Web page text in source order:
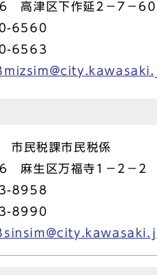
高津区下作延2－7－60
6560
6563
市民税課市民税係
麻生区万福寺1－2－2
8958
8990